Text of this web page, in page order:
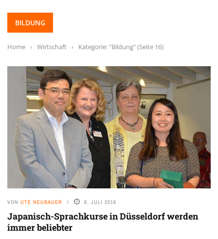
BILDUNG
Home › Wirtschaft › Kategorie: "Bildung"(Seite 16)
VON UTE NEUBAUER 6. JULI 2016
Japanisch-Sprachkurse in Düsseldorf werden
immer beliebter